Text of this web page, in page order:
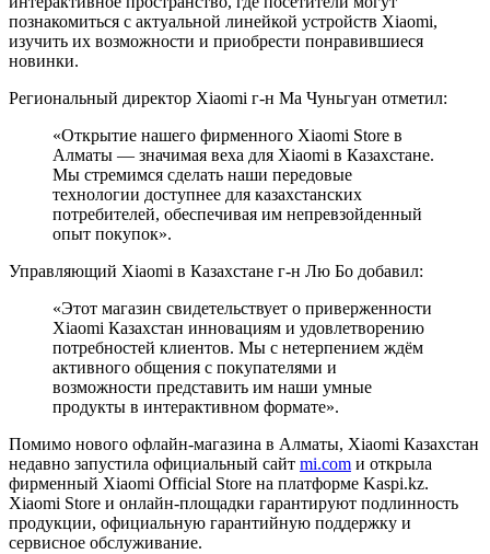
познакомиться с актуальной линейкой устройств Xiaomi,
изучить их возможности и приобрести понравившиеся
новинки.
Региональный директор Xiaomi г-н Ма Чуньгуан отметил:
«Открытие нашего фирменного Xiaomi Store в
Алматы — значимая веха для Xiaomi в Казахстане.
Мы стремимся сделать наши передовые
технологии доступнее для казахстанских
потребителей, обеспечивая им непревзойденный
опыт покупок».
Управляющий Xiaomi в Казахстане г-н Лю Бо добавил:
«Этот магазин свидетельствует о приверженности
Xiaomi Казахстан инновациям и удовлетворению
потребностей клиентов. Мы с нетерпением ждём
активного общения с покупателями и
возможности представить им наши умные
продукты в интерактивном формате».
Помимо нового офлайн-магазина в Алматы, Xiaomi Казахстан
недавно запустила официальный сайт mi.com и открыла
фирменный Xiaomi Official Store на платформе Kaspi.kz.
Xiaomi Store и онлайн-площадки гарантируют подлинность
продукции, официальную гарантийную поддержку и
сервисное обслуживание.